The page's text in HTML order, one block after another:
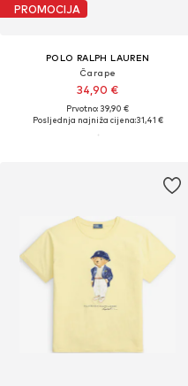
PROMOCIJA
POLO RALPH LAUREN
Čarape
34,90 €
Prvotno: 39,90 €
Posljednja najniža cijena:31,41 €